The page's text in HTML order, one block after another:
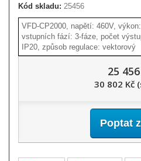
Kód skladu: 25456
VFD-CP2000, napětí: 460V,
vstupních fází: 3-fáze, počet
IP20, způsob regulace: vektorový
25
30 802 Kč
Poptat